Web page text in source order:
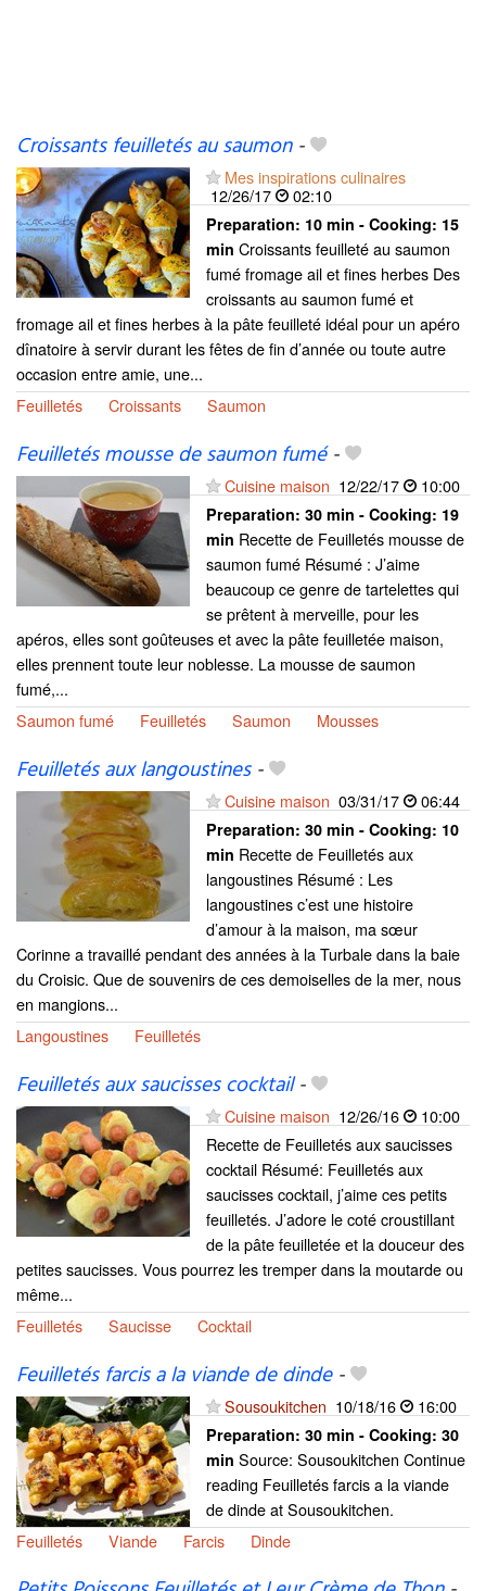
Croissants feuilletés au saumon-
Mes inspirations culinaires
12/26/17
02:10
Preparation: 10 min - Cooking: 15
min Croissants feuilleté au saumon
fumé fromage ail et fines herbes Des
croissants au saumon fumé et
fromage ail et fines herbes à la pâte feuilleté idéal pour un apéro
dînatoire à servir durant les fêtes de fin d’année ou toute autre
occasion entre amie, une...
Feuilletés
Croissants Saumon
Feuilletés mousse de saumon fumé-
Cuisine maison 12/22/17 10:00
Preparation: 30 min - Cooking: 19
min Recette de Feuilletés mousse de
saumon fumé Résumé : J’aime
beaucoup ce genre de tartelettes qui
se prêtent à merveille, pour les
apéros, elles sont goûteuses et avec la pâte feuilletée maison,
elles prennent toute leur noblesse. La mousse de saumon
fumé,...
Saumon fumé
Feuilletés Saumon Mousses
Feuilletés aux langoustines-
Cuisine maison 03/31/17 06:44
Preparation: 30 min - Cooking: 10
min Recette de Feuilletés aux
langoustines Résumé : Les
langoustines c’est une histoire
d’amour à la maison, ma sœur
Corinne a travaillé pendant des années à la Turbale dans la baie
du Croisic. Que de souvenirs de ces demoiselles de la mer, nous
en mangions...
Langoustines
Feuilletés
Feuilletés aux saucisses cocktail-
Cuisine maison 12/26/16
10:00
Recette de Feuilletés aux saucisses
cocktail Résumé: Feuilletés aux
saucisses cocktail, j’aime ces petits
feuilletés. J’adore le coté croustillant
de la pâte feuilletée et la douceur des
petites saucisses. Vous pourrez les tremper dans la moutarde ou
même...
Feuilletés
Saucisse Cocktail
Feuilletés farcis a la viande de dinde-
Sousoukitchen 10/18/16 16:00
Preparation: 30 min - Cooking: 30
min Source: Sousoukitchen Continue
reading Feuilletés farcis a la viande
de dinde at Sousoukitchen.
Feuilletés
Viande Farcis Dinde